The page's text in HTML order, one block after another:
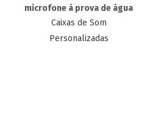
microfone à prova de água
Caixas de Som
Personalizadas